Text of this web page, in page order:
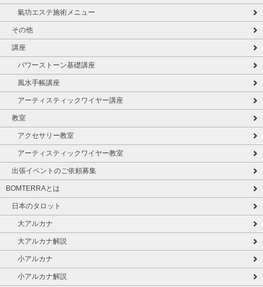
氣功エステ施術メニュー
その他
講座
パワーストーン基礎講座
風水手帳講座
アーティスティックワイヤー講座
教室
アクセサリー教室
アーティスティックワイヤー教室
出張イベントのご依頼募集
BOMTERRAとは
日本のタロット
大アルカナ
大アルカナ解説
小アルカナ
小アルカナ解説